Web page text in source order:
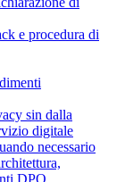
e procedura di
sin dalla
digitale
necessario
DPO